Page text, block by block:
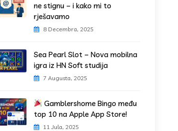
ne stignu – i kako mi to
rješavamo
8 Decembra, 2025
Sea Pearl Slot – Nova mobilna
igra iz HN Soft studija
7 Augusta, 2025
Gamblershome Bingo među
top 10 na Apple App Store!
11 Jula, 2025